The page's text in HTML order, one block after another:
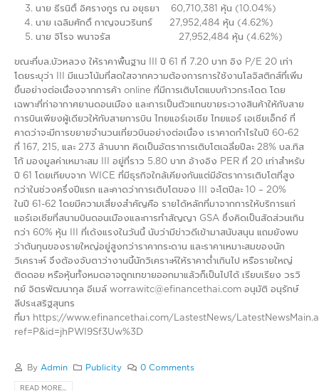
นาย ธีรนิติ์ อิศรางกูร ณ อยุธยา 60,710,381 หุ้น (10.04%)
นาย เฉลิมศักดิ์ กาญจนวรินทร์ 27,952,484 หุ้น (4.62%)
นาย จิโรจ พนาจรัส 27,952,484 หุ้น (4.62%)
ขณะที่บล.บัวหลวง ให้ราคาพื้นฐาน III ปี 61 ที่ 7.20 บาท อิง P/E 20 เท่า
โดยระบุว่า III มีแนวโน้มที่สดใสจากความต้องการการใช้งานโลจิสติกส์ที่เพิ่ม
ขึ้นอย่างต่อเนื่องจากการค้า online ที่มีการเติบโตแบบก้าวกระโดด โดย
เฉพาะที่ท่าอากาศยานดอนเมือง และการเป็นตัวแทนขายระวางสินค้าให้กับสาย
การบินเพียงผู้เดียวให้กับสายการบิน ไทยแอร์เอเชีย ไทยแอร์ เอเชียเอ็กซ์ ที่
คาดว่าจะมีการขยายจำนวนเที่ยวบินอย่างต่อเนื่อง เราคาดกำไรในปี 60-62
ที่ 167, 215, และ 273 ล้านบาท คิดเป็นอัตราการเติบโตเฉลี่ยปีละ 28% บล.ทิส
โก้ มองมูลค่าเหมาะสม III อยู่ที่ราว 5.80 บาท อ้างอิง PER ที่ 20 เท่าสำหรับ
ปี 61 โดยเทียบจาก WICE ที่มีธุรกิจใกล้เคียงกันแต่มีอัตราการเติบโตที่สูง
กว่าในช่วงครึ่งปีแรก และคาดว่าการเติบโตของ III จะโตปีละ 10 – 20%
ในปี 61-62 โดยมีความเสี่ยงสำคัญคือ รายได้หลักที่มาจากการให้บริการแก่
แอร์เอเซียที่สนามบินดอนเมืองและการทำสัญญา GSA ซึ่งคิดเป็นสัดส่วนเกิน
กว่า 60% หุ้น III ที่เด้งแรงในวันนี้ นับว่ามีข่าวดีเข้ามาสนับสนุน แถมยังพบ
ว่าต้นทุนของรายใหญ่อยู่สูงกว่าราคากระดาน และราคาเหมาะสมของนัก
วิเคราะห์ จึงต้องจับตาว่างานนี้นักวิเคราะห์ให้ราคาต่ำเกินไป หรือรายใหญ่
ติดดอย หรือหุ้นทั้งหมดอาจถูกเทขายออกมาแล้วก็เป็นไปได้ เรียบเรียง วรวิ
ทย์ จิตรพัฒนากุล อีเมล์ worrawitc@efinancethai.com อนุมัติ อนุรักษ์
ลีประเสริฐสุนทร
ที่มา https://www.efinancethai.com/LastestNews/
ref=P&id=jhPWI9Sf3Uw%3D
By Admin Publicity 0 Comments
READ MORE...